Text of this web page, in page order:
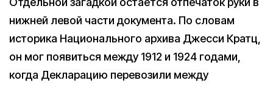
нижней левой части документа. По словам
историка Национального архива Джесси Кратц,
он мог появиться между 1912 и 1924 годами,
когда Декларацию перевозили между